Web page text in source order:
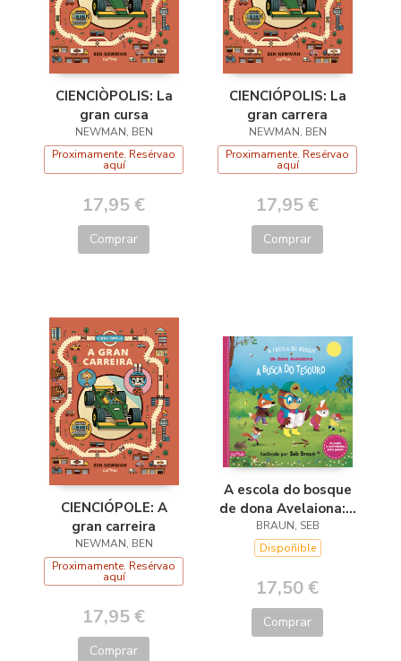
CIENCIÒPOLIS: La
gran cursa
NEWMAN, BEN
Proximamente. Resérvao
aquí
17,95 €
Comprar
CIENCIÓPOLIS: La
gran carrera
NEWMAN, BEN
Proximamente. Resérvao
aquí
17,95 €
Comprar
CIENCIÓPOLE: A
gran carreira
NEWMAN, BEN
Proximamente. Resérvao
aquí
17,95 €
Comprar
A escola do bosque
de dona Avelaiona:A
busca do tesouro
BRAUN, SEB
Dispoñible
17,50 €
Comprar